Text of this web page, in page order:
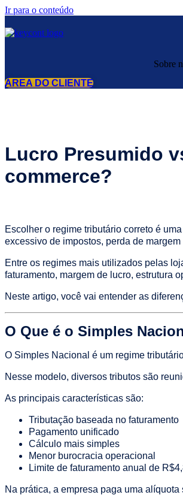
Ir para o conteúdo
Sobre
ÁREA DO CLIENTE
Lucro Presumido
commerce?
Escolher o regime tributário correto é
excessivo de impostos, perda de
Entre os regimes mais utilizados pelas
faturamento, margem de lucro, estrutura
Neste artigo, você vai entender as
O Que é o Simples
O Simples Nacional é um regime
Nesse modelo, diversos tributos são
As principais características são:
Tributação baseada no faturamento
Pagamento unificado
Cálculo mais simples
Menor burocracia operacional
Limite de faturamento anual de
Na prática, a empresa paga uma